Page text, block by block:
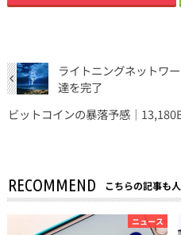
ライトニングネットワ
達を完了
ビットコインの暴落予感｜
RECOMMEND こちらの記事も人
ニュース